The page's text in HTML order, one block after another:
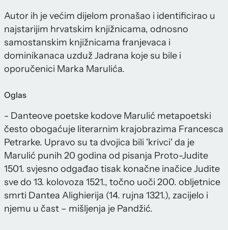
Autor ih je većim dijelom pronašao i identificirao u
najstarijim hrvatskim knjižnicama, odnosno
samostanskim knjižnicama franjevaca i
dominikanaca uzduž Jadrana koje su bile i
oporučenici Marka Marulića.
Oglas
- Danteove poetske kodove Marulić metapoetski
često obogaćuje literarnim krajobrazima Francesca
Petrarke. Upravo su ta dvojica bili 'krivci' da je
Marulić punih 20 godina od pisanja Proto-Judite
1501. svjesno odgađao tisak konačne inačice Judite
sve do 13. kolovoza 1521., točno uoči 200. obljetnice
smrti Dantea Alighierija (14. rujna 1321.), zacijelo i
njemu u čast – mišljenja je Pandžić.